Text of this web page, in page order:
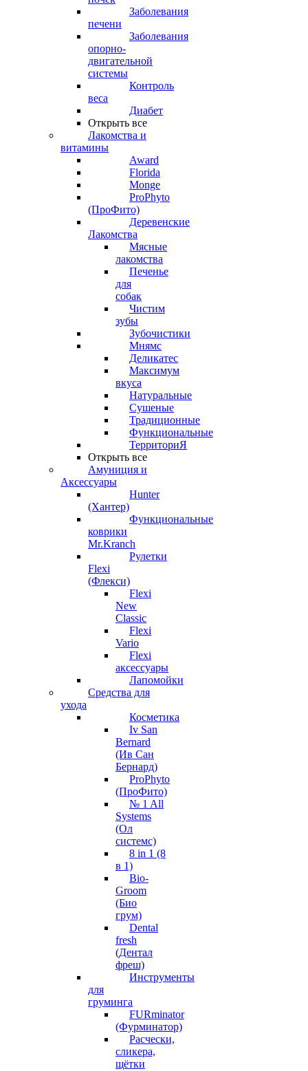
Заболевания
печени
Заболевания
опорно-
двигательной
системы
Контроль
веса
Диабет
Открыть все
Лакомства и
витамины
Award
Florida
Monge
ProPhyto
(ПроФито)
Деревенские
Лакомства
Мясные
лакомства
Печенье
для
собак
Чистим
зубы
Зубочистики
Мнямс
Деликатес
Максимум
вкуса
Натуральные
Сушеные
Традиционные
Функциональные
ТерриториЯ
Открыть все
Амуниция и
Аксессуары
Hunter
(Хантер)
Функциональные
коврики
Mr.Kranch
Рулетки
Flexi
(Флекси)
Flexi
New
Classic
Flexi
Vario
Flexi
аксессуары
Лапомойки
Средства для
ухода
Косметика
Iv San
Bernard
(Ив Сан
Бернард)
ProPhyto
(ПроФито)
№ 1 All
Systems
(Ол
системс)
8 in 1 (8
в 1)
Bio-
Groom
(Био
грум)
Dental
fresh
(Дентал
фреш)
Инструменты
для
груминга
FURminator
(Фурминатор)
Расчески,
сликера,
щётки